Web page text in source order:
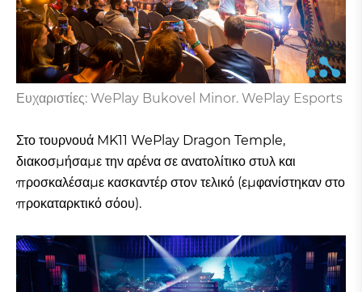
Ευχαριστίες: WePlay Bukovel Minor. WePlay Esports
Στο τουρνουά MK11 WePlay Dragon Temple,
διακοσμήσαμε την αρένα σε ανατολίτικο στυλ και
προσκαλέσαμε κασκαντέρ στον τελικό (εμφανίστηκαν στο
προκαταρκτικό σόου).